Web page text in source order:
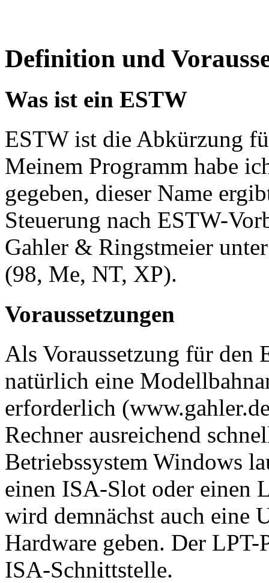
Definition und
Was ist ein ESTW
ESTW ist die Abkürzung
Meinem Programm habe
gegeben, dieser Name
Steuerung nach ESTW-
Gahler & Ringstmeier
(98, Me, NT, XP).
Voraussetzungen
Als Voraussetzung für den
natürlich eine
erforderlich
Rechner ausreichend
Betriebssystem Windows
einen ISA-Slot oder einen
wird demnächst auch eine
Hardware geben. Der
ISA-Schnittstelle.